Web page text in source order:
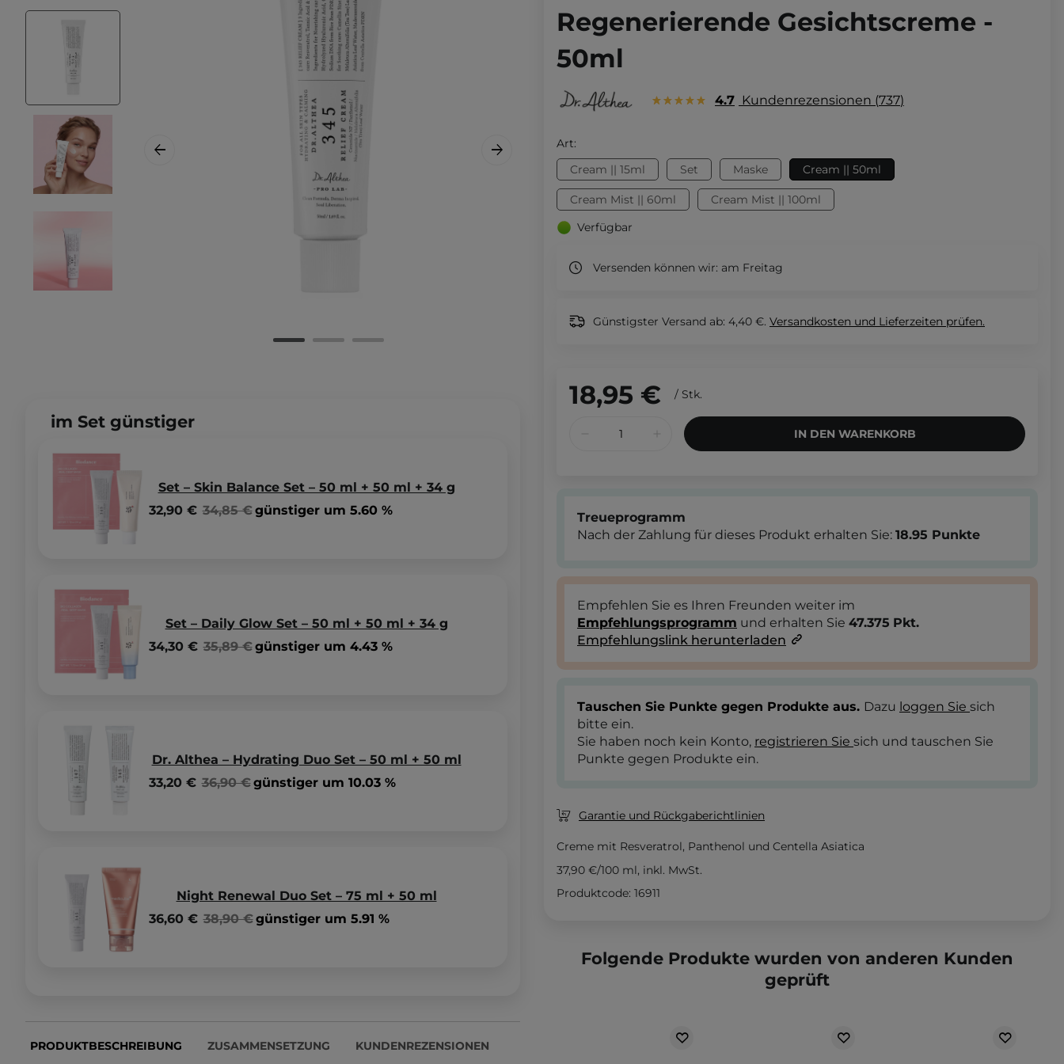
im Set günstiger
Set – Skin Balance Set – 50 ml + 50 ml + 34 g
34,85 €
32,90 € günstiger um 5.60 %
Set – Daily Glow Set – 50 ml + 50 ml + 34 g
35,89 €
34,30 € günstiger um 4.43 %
Dr. Althea – Hydrating Duo Set – 50 ml + 50 ml
36,90 €
33,20 € günstiger um 10.03 %
Night Renewal Duo Set – 75 ml + 50 ml
38,90 €
36,60 € günstiger um 5.91 %
PRODUKTBESCHREIBUNG ZUSAMMENSETZUNG KUNDENREZENSIONEN
Regenerierende Gesichtscreme -
50ml
4.7 Kundenrezensionen 737
Art:
Cream || 15ml
Set Maske Cream || 50ml
Cream Mist || 60ml
Cream Mist || 100ml
Verfügbar
Versenden können wir: am Freitag
Günstigster Versand ab: 4,40 €. Versandkosten und Lieferzeiten prüfen.
18,95 € / Stk.
IN DEN WARENKORB
Treueprogramm
Nach der Zahlung für dieses Produkt erhalten Sie: 18.95 Punkte
Empfehlen Sie es Ihren Freunden weiter im
Empfehlungsprogramm und erhalten Sie 47.375 Pkt.
Empfehlungslink herunterladen
Tauschen Sie Punkte gegen Produkte aus. Dazu loggen Sie sich
bitte ein.
Sie haben noch kein Konto, registrieren Sie sich und tauschen Sie
Punkte gegen Produkte ein.
Garantie und Rückgaberichtlinien
Creme mit Resveratrol, Panthenol und Centella Asiatica
37,90 €/100 ml, inkl. MwSt.
Produktcode: 16911
Folgende Produkte wurden von anderen Kunden
geprüft